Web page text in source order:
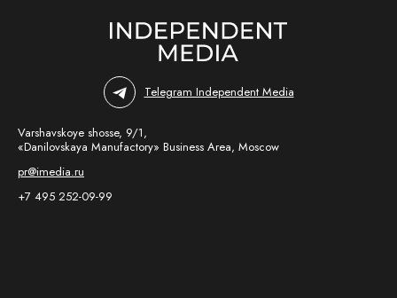
Telegram Independent Media
Varshavskoye shosse, 9/1,
«Danilovskaya Manufactory» Business Area, Moscow
pr@imedia.ru
+7 495 252-09-99